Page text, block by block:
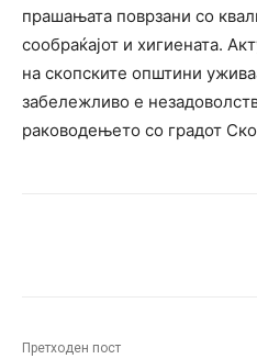
прашањата поврзани со
сообраќајот и хигиената.
на скопските општини
забележливо е
раководењето со градот
Претходен пост